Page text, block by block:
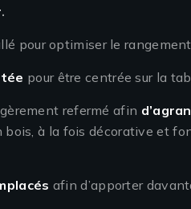
.
pour optimiser le
pour être centrée sur la
refermé afin
bois, à la fois décorative et
afin d’apporter